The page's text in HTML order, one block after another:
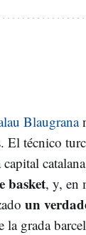
Blaugrana
El técnico
basket, y, en
un
la grada